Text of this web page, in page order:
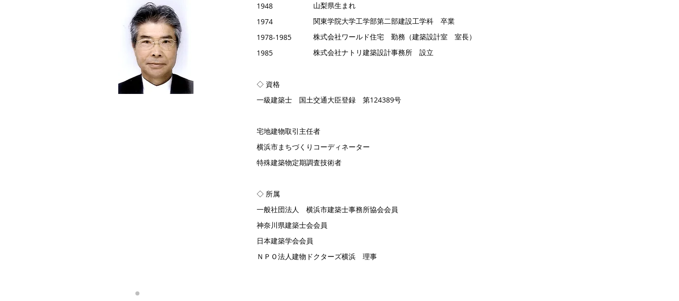
1948
​1974
1978-1985
​1985
◇ 資格
一級建築士 国土交通大臣登録 第124389号
宅地建物取引主任者
横浜市まちづくりコーディネーター
特殊建築物定期調査技術者
◇ 所属
一般社団法人 横浜市建築士事務所協会会員
神奈川県建築士会会員
日本建築学会会員
​ＮＰＯ法人建物ドクターズ横浜 理事
​山梨県生まれ
関東学院大学工学部第二部建設工学科 卒業
株式会社ワールド住宅 勤務（建築設計室 室長）
​株式会社ナトリ建築設計事務所 設立